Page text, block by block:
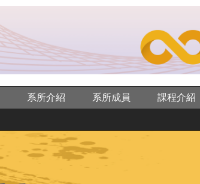
系所介紹 系所成員 課程介紹